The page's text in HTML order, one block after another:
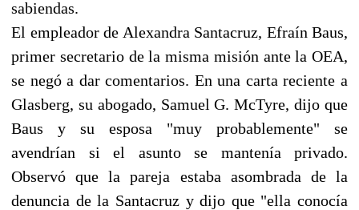
sabiendas.
El empleador de Alexandra Santacruz, Efraín Baus,
primer secretario de la misma misión ante la OEA,
se negó a dar comentarios. En una carta reciente a
Glasberg, su abogado, Samuel G. McTyre, dijo que
Baus y su esposa "muy probablemente" se
avendrían si el asunto se mantenía privado.
Observó que la pareja estaba asombrada de la
denuncia de la Santacruz y dijo que "ella conocía